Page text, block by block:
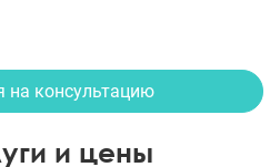
на консультацию
и цены